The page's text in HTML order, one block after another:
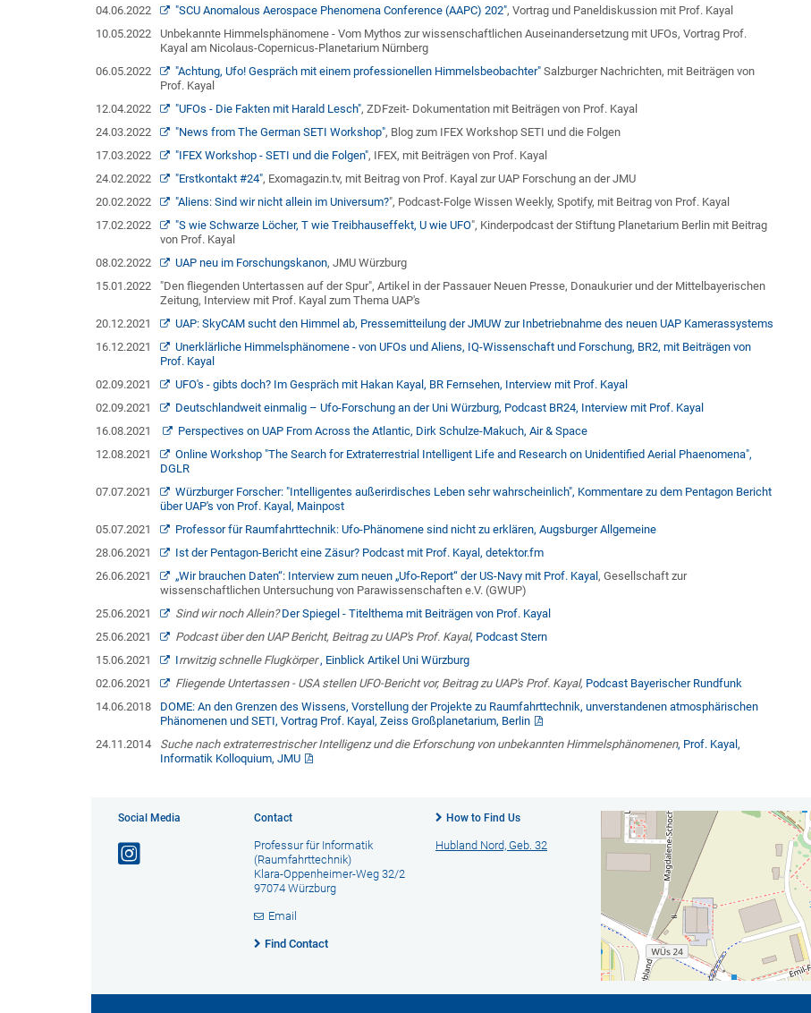
04.06.2022
"SCU Anomalous Aerospace Phenomena Conference (AAPC) 202", Vortrag und Paneldiskussion mit Prof. Kayal
10.05.2022
Unbekannte Himmelsphänomene - Vom Mythos zur wissenschaftlichen Auseinandersetzung mit UFOs, Vortrag Prof.
Kayal am Nicolaus-Copernicus-Planetarium Nürnberg
06.05.2022
"Achtung, Ufo! Gespräch mit einem professionellen Himmelsbeobachter" Salzburger Nachrichten, mit Beiträgen von
Prof. Kayal
12.04.2022
"UFOs - Die Fakten mit Harald Lesch", ZDFzeit- Dokumentation mit Beiträgen von Prof. Kayal
24.03.2022
"News from The German SETI Workshop", Blog zum IFEX Workshop SETI und die Folgen
17.03.2022
"IFEX Workshop - SETI und die Folgen", IFEX, mit Beiträgen von Prof. Kayal
24.02.2022
"Erstkontakt #24", Exomagazin.tv, mit Beitrag von Prof. Kayal zur UAP Forschung an der JMU
20.02.2022
"Aliens: Sind wir nicht allein im Universum?", Podcast-Folge Wissen Weekly, Spotify, mit Beitrag von Prof. Kayal
17.02.2022
"S wie Schwarze Löcher, T wie Treibhauseffekt, U wie UFO", Kinderpodcast der Stiftung Planetarium Berlin mit Beitrag
von Prof. Kayal
08.02.2022
UAP neu im Forschungskanon, JMU Würzburg
15.01.2022
"Den fliegenden Untertassen auf der Spur", Artikel in der Passauer Neuen Presse, Donaukurier und der Mittelbayerischen
Zeitung, Interview mit Prof. Kayal zum Thema UAP's
20.12.2021
UAP: SkyCAM sucht den Himmel ab, Pressemitteilung der JMUW zur Inbetriebnahme des neuen UAP Kamerassystems
16.12.2021
Unerklärliche Himmelsphänomene - von UFOs und Aliens, IQ-Wissenschaft und Forschung, BR2, mit Beiträgen von
Prof. Kayal
02.09.2021
UFO's - gibts doch? Im Gespräch mit Hakan Kayal, BR Fernsehen, Interview mit Prof. Kayal
02.09.2021
Deutschlandweit einmalig – Ufo-Forschung an der Uni Würzburg, Podcast BR24, Interview mit Prof. Kayal
16.08.2021
Perspectives on UAP From Across the Atlantic, Dirk Schulze-Makuch, Air & Space
12.08.2021
Online Workshop "The Search for Extraterrestrial Intelligent Life and Research on Unidentified Aerial Phaenomena",
DGLR
07.07.2021
Würzburger Forscher: "Intelligentes außerirdisches Leben sehr wahrscheinlich", Kommentare zu dem Pentagon Bericht
über UAP's von Prof. Kayal, Mainpost
05.07.2021
Professor für Raumfahrttechnik: Ufo-Phänomene sind nicht zu erklären, Augsburger Allgemeine
28.06.2021
Ist der Pentagon-Bericht eine Zäsur? Podcast mit Prof. Kayal, detektor.fm
26.06.2021
„Wir brauchen Daten“: Interview zum neuen „Ufo-Report“ der US-Navy mit Prof. Kayal , Gesellschaft zur
wissenschaftlichen Untersuchung von Parawissenschaften e.V. (GWUP)
25.06.2021
Sind wir noch Allein?Der Spiegel - Titelthema mit Beiträgen von Prof. Kayal
25.06.2021
Podcast über den UAP Bericht, Beitrag zu UAP's Prof. Kayal, Podcast Stern
15.06.2021
Irrwitzig schnelle Flugkörper, Einblick Artikel Uni Würzburg
02.06.2021
Fliegende Untertassen - USA stellen UFO-Bericht vor, Beitrag zu UAP's Prof. Kayal, Podcast Bayerischer Rundfunk
14.06.2018
DOME: An den Grenzen des Wissens, Vorstellung der Projekte zu Raumfahrttechnik, unverstandenen atmosphärischen
Phänomenen und SETI, Vortrag Prof. Kayal, Zeiss Großplanetarium, Berlin
24.11.2014
Suche nach extraterrestrischer Intelligenz und die Erforschung von unbekannten Himmelsphänomenen, Prof. Kayal,
Informatik Kolloquium, JMU
Social Media Contact
Professur für Informatik
(Raumfahrttechnik)
Klara-Oppenheimer-Weg 32/2
97074 Würzburg
Email
Find Contact
How to Find Us
Hubland Nord, Geb. 32